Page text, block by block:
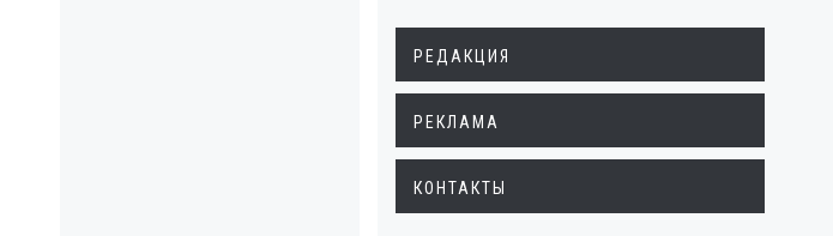
РЕДАКЦИЯ
РЕКЛАМА
КОНТАКТЫ